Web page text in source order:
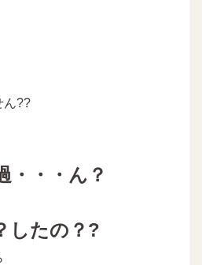
ん??
・・・ん？
したの？?